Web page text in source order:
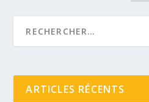
ARTICLES RÉCENTS